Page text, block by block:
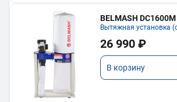
BELMASH DC1600M
Вытяжная установка
26 990 ₽
В корзину